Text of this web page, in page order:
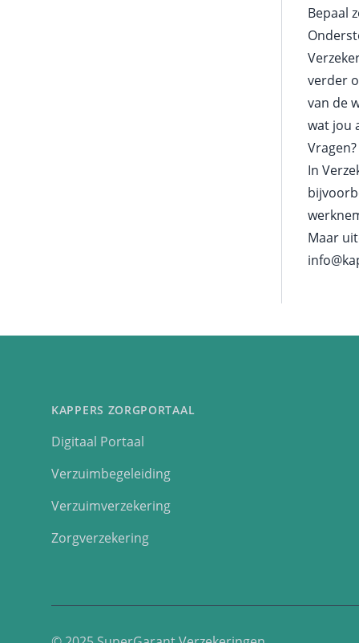
Bepaal
verder
van de
wat jou
Vragen?
In
Maar
KAPPERS ZORGPORTAAL
Digitaal Portaal
Verzuimbegeleiding
Verzuimverzekering
Zorgverzekering